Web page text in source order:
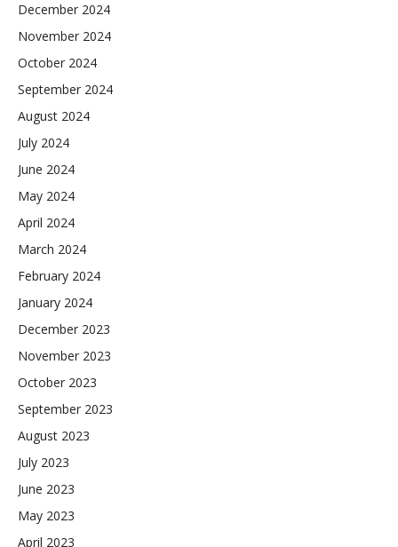
December 2024
November 2024
October 2024
September 2024
August 2024
July 2024
June 2024
May 2024
April 2024
March 2024
February 2024
January 2024
December 2023
November 2023
October 2023
September 2023
August 2023
July 2023
June 2023
May 2023
April 2023